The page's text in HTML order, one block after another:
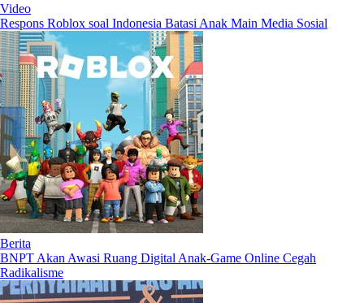
Video
Respons Roblox soal Indonesia Batasi Anak Main Media Sosial
Berita
BNPT Akan Awasi Ruang Digital Anak-Game Online Cegah
Radikalisme